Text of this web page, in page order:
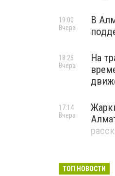
В
19:00
Вчера
На
18:25
Вчера
17:14
Вчера
ТОП НОВОСТИ